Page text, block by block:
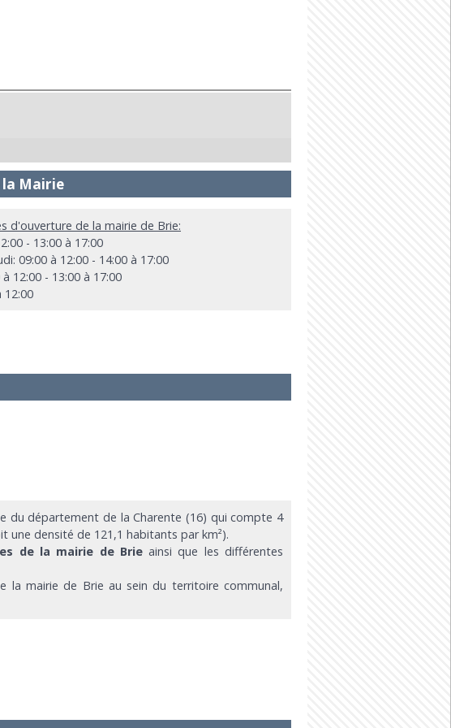
la Mairie
d'ouverture de la mairie de Brie:
- 13:00 à 17:00
09:00 à 12:00 - 14:00 à 17:00
12:00 - 13:00 à 17:00
12:00
du département de la Charente (16) qui compte 4
une densité de 121,1 habitants par km²).
de la mairie de Brieainsi que les différentes
la mairie de Brie au sein du territoire communal,